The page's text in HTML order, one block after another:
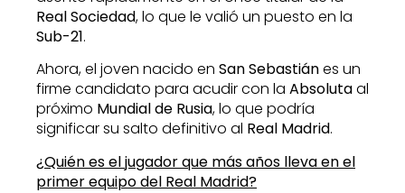
Real Sociedad, lo que le valió un puesto en la
Sub-21.
Ahora, el joven nacido en San Sebastiánes un
firme candidato para acudir con la Absolutaal
próximo Mundial de Rusia, lo que podría
significar su salto definitivo al Real Madrid.
¿Quién es el jugador que más años lleva en el
primer equipo del Real Madrid?